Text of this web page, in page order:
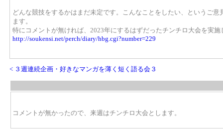
どんな競技をするかはまだ未定です。こんなことをしたい、というご
ます。
特にコメントが無ければ、2023年にするはずだったチンチロ大会を実施
http://soukensi.net/perch/diary/hbg.cgi?number=229
< ３週連続企画・好きなマンガを薄く短く語る会３
コメントが無かったので、来週はチンチロ大会とします。